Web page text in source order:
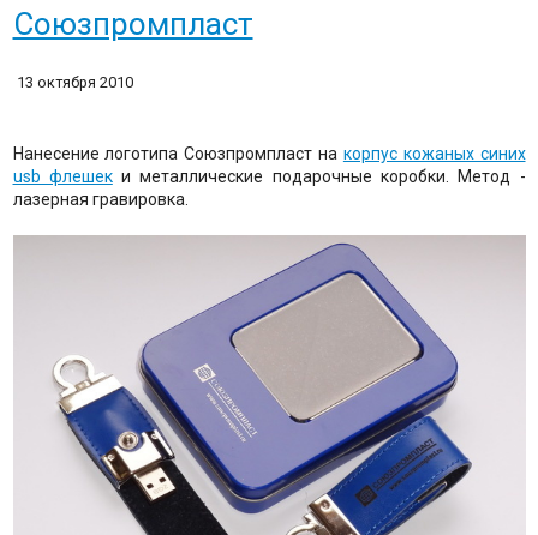
Союзпромпласт
13 октября 2010
Нанесение логотипа Союзпромпласт на корпус кожаных синих
usb флешеки металлические подарочные коробки. Метод -
лазерная гравировка.